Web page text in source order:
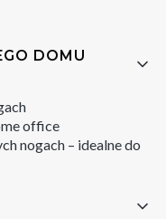
DOMU
office
nogach – idealne do